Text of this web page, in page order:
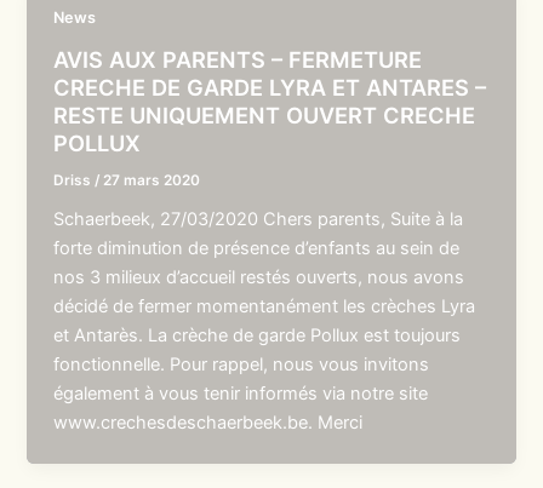
News
AVIS AUX PARENTS – FERMETURE
CRECHE DE GARDE LYRA ET ANTARES –
RESTE UNIQUEMENT OUVERT CRECHE
POLLUX
Driss / 27 mars 2020
Schaerbeek, 27/03/2020 Chers parents, Suite à la
forte diminution de présence d’enfants au sein de
nos 3 milieux d’accueil restés ouverts, nous avons
décidé de fermer momentanément les crèches Lyra
et Antarès. La crèche de garde Pollux est toujours
fonctionnelle. Pour rappel, nous vous invitons
également à vous tenir informés via notre site
www.crechesdeschaerbeek.be. Merci